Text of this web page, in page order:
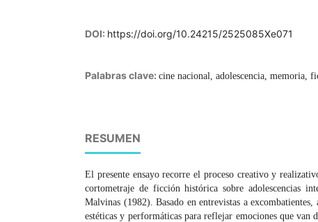
DOI: https://doi.org/10.24215/2525085Xe071
Palabras clave: cine nacional, adolescencia, memoria,
RESUMEN
El presente ensayo recorre el proceso creativo y
cortometraje de ficción histórica sobre adolescencias
Malvinas (1982). Basado en entrevistas a excombatientes,
estéticas y performáticas para reflejar emociones que